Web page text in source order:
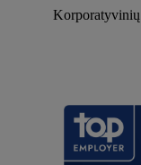
Korporatyvinių